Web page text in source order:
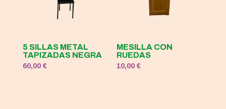
5 SILLAS METAL
TAPIZADAS NEGRA
60,00 €
MESILLA CON
RUEDAS
10,00€